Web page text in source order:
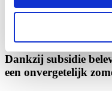
Parlementslid Loes
Dankzij subsidie
een onvergetelijk